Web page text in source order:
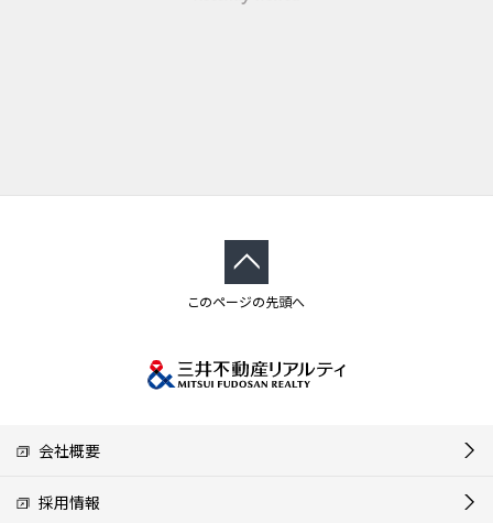
このページの先頭へ
会社概要
採用情報